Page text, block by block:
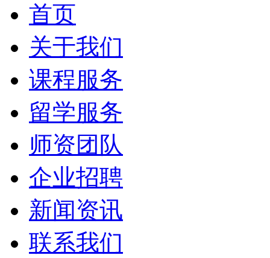
首页
关于我们
课程服务
留学服务
师资团队
企业招聘
新闻资讯
联系我们